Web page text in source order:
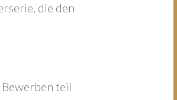
die den
teil